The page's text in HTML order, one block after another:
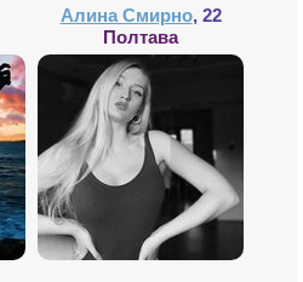
Алина Смирно, 22
Полтава